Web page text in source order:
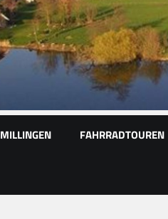
MILLINGEN FAHRRADTOUREN